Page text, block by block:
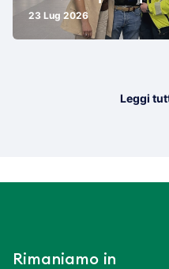
23 Lug 2026
Leggi
Rimaniamo in